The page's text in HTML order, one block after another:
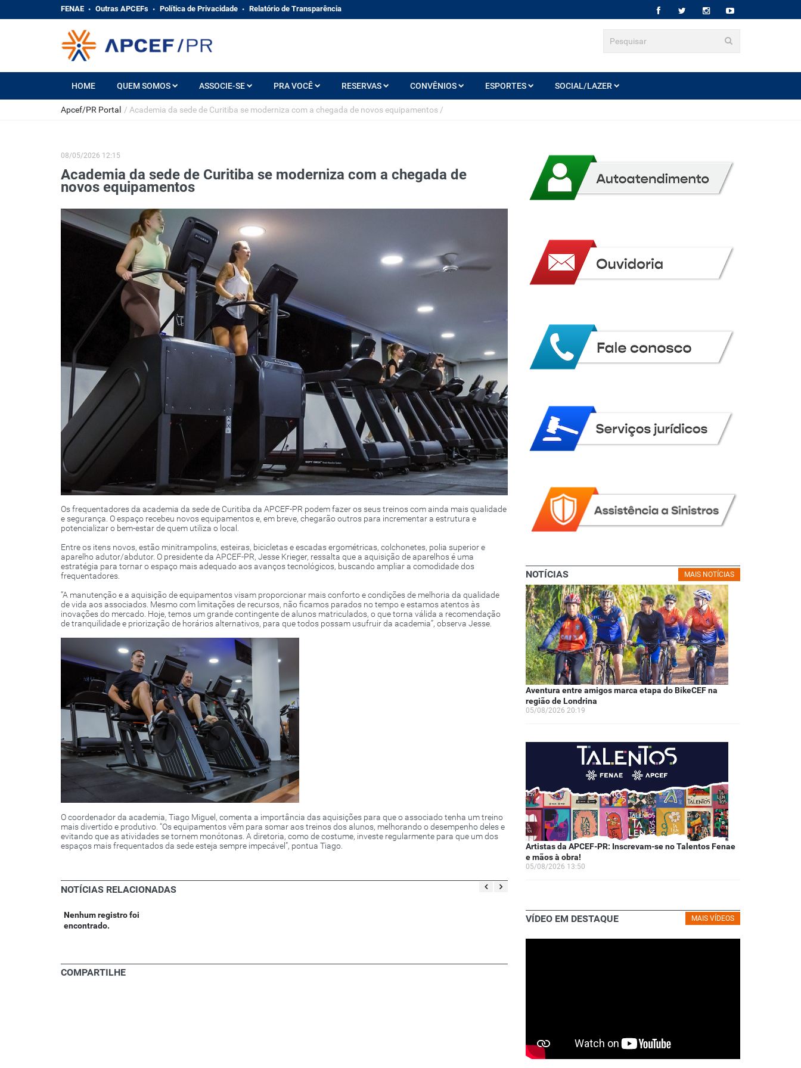
FENAE Outras APCEFs Política de Privacidade Relatório de Transparência
HOME QUEM SOMOS ASSOCIE-SE PRA VOCÊ RESERVAS CONVÊNIOS ESPORTES SOCIAL/LAZER
Apcef/PR Portal / Academia da sede de Curitiba se moderniza com a chegada de novos equipamentos /
08/05/2026 12:15
Academia da sede de Curitiba se moderniza com a chegada de
novos equipamentos
Os frequentadores da academia da sede de Curitiba da APCEF-PR podem fazer os seus treinos com ainda mais qualidade
e segurança. O espaço recebeu novos equipamentos e, em breve, chegarão outros para incrementar a estrutura e
potencializar o bem-estar de quem utiliza o local.
Entre os itens novos, estão minitrampolins, esteiras, bicicletas e escadas ergométricas, colchonetes, polia superior e
aparelho adutor/abdutor. O presidente da APCEF-PR, Jesse Krieger, ressalta que a aquisição de aparelhos é uma
estratégia para tornar o espaço mais adequado aos avanços tecnológicos, buscando ampliar a comodidade dos
frequentadores.
“A manutenção e a aquisição de equipamentos visam proporcionar mais conforto e condições de melhoria da qualidade
de vida aos associados. Mesmo com limitações de recursos, não ficamos parados no tempo e estamos atentos às
inovações do mercado. Hoje, temos um grande contingente de alunos matriculados, o que torna válida a recomendação
de tranquilidade e priorização de horários alternativos, para que todos possam usufruir da academia”, observa Jesse.
O coordenador da academia, Tiago Miguel, comenta a importância das aquisições para que o associado tenha um treino
mais divertido e produtivo. “Os equipamentos vêm para somar aos treinos dos alunos, melhorando o desempenho deles e
evitando que as atividades se tornem monótonas. A diretoria, como de costume, investe regularmente para que um dos
espaços mais frequentados da sede esteja sempre impecável”, pontua Tiago.
NOTÍCIAS RELACIONADAS
Nenhum registro foi
encontrado.
COMPARTILHE
MAIS NOTÍCIAS
NOTÍCIAS
Aventura entre amigos marca etapa do BikeCEF na
região de Londrina
05/08/2026 20:19
Artistas da APCEF-PR: Inscrevam-se no Talentos Fenae
e mãos à obra!
05/08/2026 13:50
MAIS VÍDEOS
VÍDEO EM DESTAQUE